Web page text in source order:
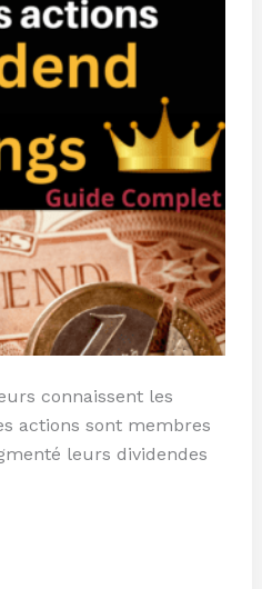
connaissent les
actions sont membres
leurs dividendes